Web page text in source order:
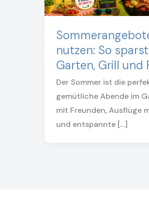
nutzen: So
Garten, Grill und
Der Sommer ist die
gemütliche Abende im
mit Freunden, Ausflüge
und entspannte […]